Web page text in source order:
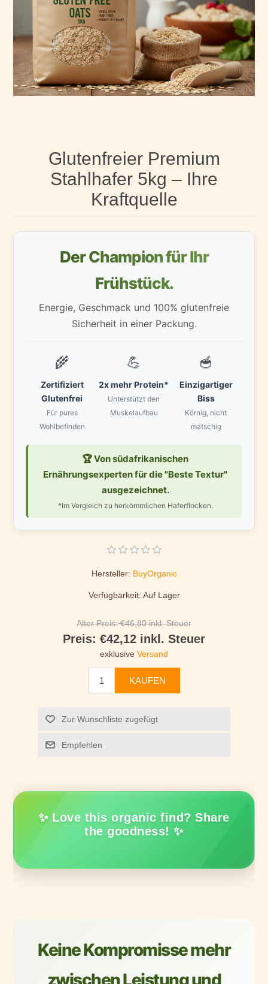
Glutenfreier Premium
Stahlhafer 5kg – Ihre
Kraftquelle
Der Champion für Ihr
Frühstück.
Energie, Geschmack und 100% glutenfreie
Sicherheit in einer Packung.
🌾
Zertifiziert
Glutenfrei
Für pures
Wohlbefinden
💪
2x mehr Protein*
Unterstützt den
Muskelaufbau
🥣
Einzigartiger
Biss
Körnig, nicht
matschig
🏆 Von südafrikanischen
Ernährungsexperten für die "Beste Textur"
ausgezeichnet.
*Im Vergleich zu herkömmlichen Haferflocken.
Hersteller: BuyOrganic
Verfügbarkeit: Auf Lager
Alter Preis: €46,80 inkl. Steuer
Preis: €42,12 inkl. Steuer
exklusive Versand
KAUFEN
Zur Wunschliste zugefügt
Empfehlen
✨ Love this organic find? Share
the goodness! ✨
Keine Kompromisse mehr
zwischen Leistung und